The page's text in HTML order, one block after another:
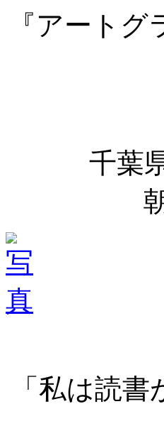
『アート
千葉
「私は読